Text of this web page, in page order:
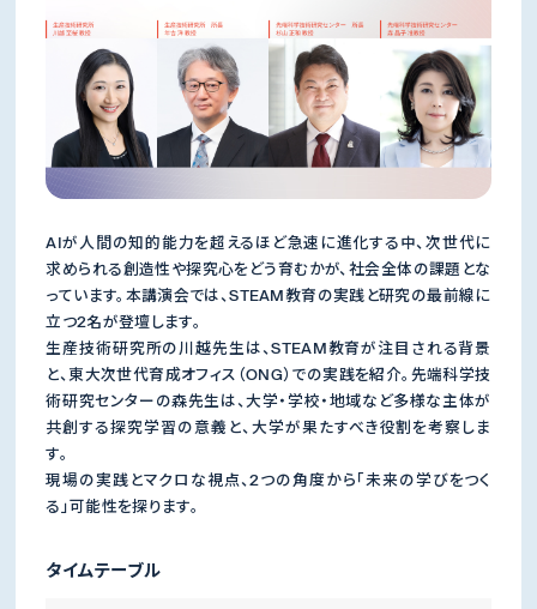
AIが人間の知的能力を超えるほど急速に進化する中、次世代に
求められる創造性や探究心をどう育むかが、社会全体の課題とな
っています。本講演会では、STEAM教育の実践と研究の最前線に
立つ2名が登壇します。
生産技術研究所の川越先生は、STEAM教育が注目される背景
と、東大次世代育成オフィス（ONG）での実践を紹介。先端科学技
術研究センターの森先生は、大学・学校・地域など多様な主体が
共創する探究学習の意義と、大学が果たすべき役割を考察しま
す。
現場の実践とマクロな視点、2つの角度から「未来の学びをつく
る」可能性を探ります。
タイムテーブル